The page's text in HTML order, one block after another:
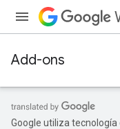
Add-ons
Google utiliza